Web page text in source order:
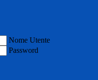
Nome Utente
Password